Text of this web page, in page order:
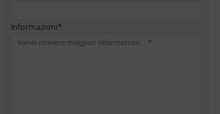
Informazioni*